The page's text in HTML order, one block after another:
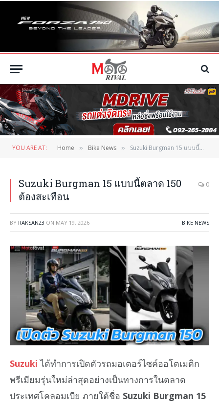
YOU ARE AT: Home » Bike News » Suzuki Burgman 15 แบบนี้ตลาด 150 ต้องสะเทือน
Suzuki Burgman 15 แบบนี้ตลาด 150
ต้องสะเทือน
0
BY RAKSAN23 ON MAY 19, 2026 BIKE NEWS
Suzukiได้ทำการเปิดตัวรถมอเตอร์ไซค์ออโตเมติก
พรีเมียมรุ่นใหม่ล่าสุดอย่างเป็นทางการในตลาด
ประเทศโคลอมเบีย ภายใต้ชื่อ Suzuki Burgman 15